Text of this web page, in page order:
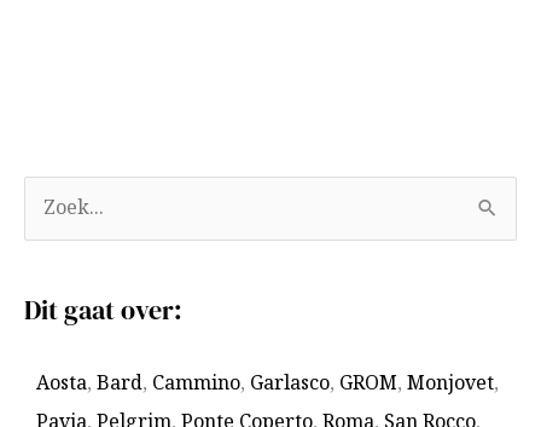
o
k
Dit gaat over:
Aosta, Bard, Cammino, Garlasco, GROM, Monjovet,
r
h